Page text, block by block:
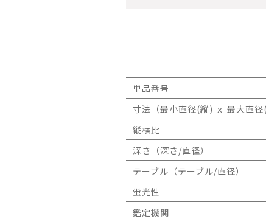
単品番号
寸法（最小直径(縦) ｘ 最大直径(
縦横比
深さ（深さ/直径）
テーブル（テーブル/直径）
蛍光性
鑑定機関